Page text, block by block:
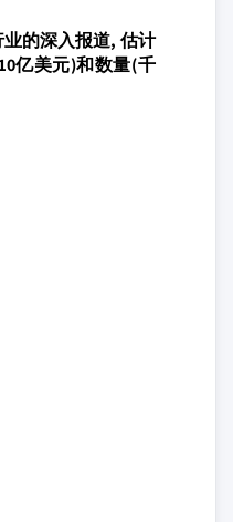
的深入报道, 估计
亿美元)和数量(千